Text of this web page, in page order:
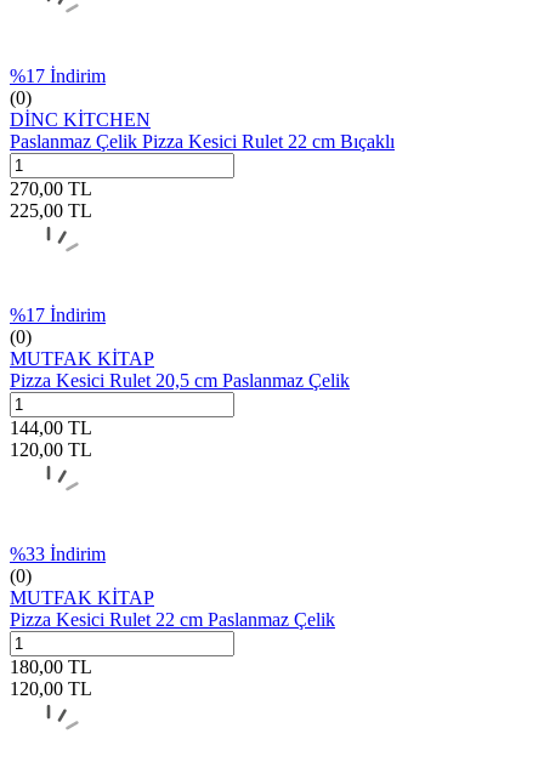
%17 İndirim
(0)
DİNC KİTCHEN
Paslanmaz Çelik Pizza Kesici Rulet 22 cm Bıçaklı
270,00 TL
225,00 TL
%17 İndirim
(0)
MUTFAK KİTAP
Pizza Kesici Rulet 20,5 cm Paslanmaz Çelik
144,00 TL
120,00 TL
%33 İndirim
(0)
MUTFAK KİTAP
Pizza Kesici Rulet 22 cm Paslanmaz Çelik
180,00 TL
120,00 TL